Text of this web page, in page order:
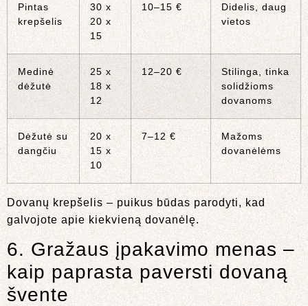
Pintas
krepšelis
30 x
20 x
15
10–15 €
Didelis, daug
vietos
Medinė
dėžutė
25 x
18 x
12
12–20 €
Stilinga, tinka
solidžioms
dovanoms
Dėžutė su
dangčiu
20 x
15 x
10
7–12 €
Mažoms
dovanėlėms
Dovanų krepšelis – puikus būdas parodyti, kad
galvojote apie kiekvieną dovanėlę.
6. Gražaus įpakavimo menas –
kaip paprasta paversti dovaną
švente